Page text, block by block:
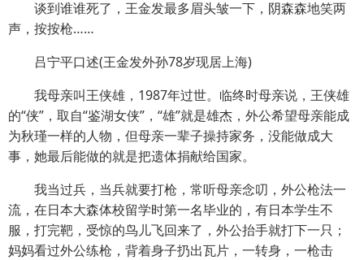
谈到谁谁死了，王金发最多眉头皱一下，阴森森地笑两
声，按按枪……
吕宁平口述(王金发外孙78岁现居上海)
我母亲叫王侠雄，1987年过世。临终时母亲说，王侠雄
的“侠”，取自“鉴湖女侠”，“雄”就是雄杰，外公希望母亲能成
为秋瑾一样的人物，但母亲一辈子操持家务，没能做成大
事，她最后能做的就是把遗体捐献给国家。
我当过兵，当兵就要打枪，常听母亲念叨，外公枪法一
流，在日本大森体校留学时第一名毕业的，有日本学生不
服，打完靶，受惊的鸟儿飞回来了，外公抬手就打下一只；
妈妈看过外公练枪，背着身子扔出瓦片，一转身，一枪击